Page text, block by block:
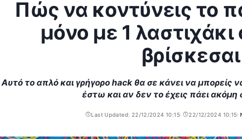
Πώς να κοντύνεις το
μόνο με 1
βρίσκεσαι
Αυτό το απλό και γρήγορο hack θα σε κάνει να μπορείς
έστω και αν δεν το έχεις πάει ακόμη
Last Updated: 22/12/2024 10:15 22/12/2024 10:15